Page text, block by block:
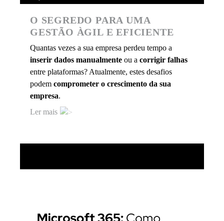
O SEGREDO PARA UMA
GESTÃO ÀGIL E EFICIENTE
Quantas vezes a sua empresa perdeu tempo a
inserir dados manualmente ou a corrigir falhas
entre plataformas? Atualmente, estes desafios
podem comprometer o crescimento da sua
empresa.
Ler mais